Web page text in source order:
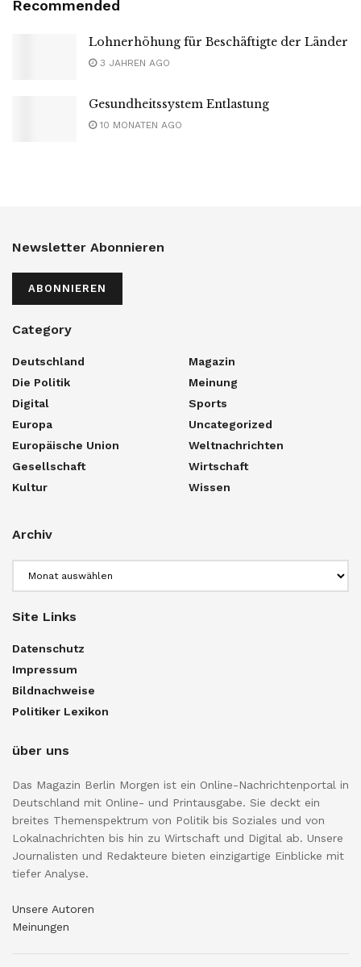
Recommended
Lohnerhöhung für Beschäftigte der Länder
3 JAHREN AGO
Gesundheitssystem Entlastung
10 MONATEN AGO
Newsletter Abonnieren
ABONNIEREN
Category
Deutschland
Die Politik
Digital
Europa
Europäische Union
Gesellschaft
Kultur
Magazin
Meinung
Sports
Uncategorized
Weltnachrichten
Wirtschaft
Wissen
Archiv
Site Links
Datenschutz
Impressum
Bildnachweise
Politiker Lexikon
über uns
Das Magazin Berlin Morgen ist ein Online-Nachrichtenportal in
Deutschland mit Online- und Printausgabe. Sie deckt ein
breites Themenspektrum von Politik bis Soziales und von
Lokalnachrichten bis hin zu Wirtschaft und Digital ab. Unsere
Journalisten und Redakteure bieten einzigartige Einblicke mit
tiefer Analyse.
Unsere Autoren
Meinungen